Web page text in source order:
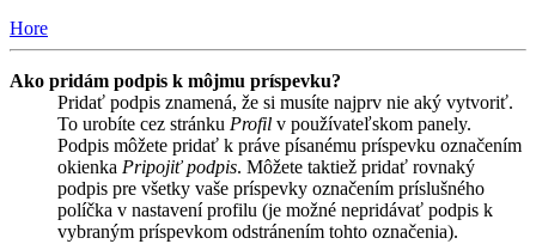
Hore
Ako pridám podpis k môjmu príspevku?
Pridať podpis znamená, že si musíte najprv nie aký vytvoriť.
To urobíte cez stránku Profil v používateľskom panely.
Podpis môžete pridať k práve písanému príspevku označením
okienka Pripojiť podpis. Môžete taktiež pridať rovnaký
podpis pre všetky vaše príspevky označením príslušného
políčka v nastavení profilu (je možné nepridávať podpis k
vybraným príspevkom odstránením tohto označenia).